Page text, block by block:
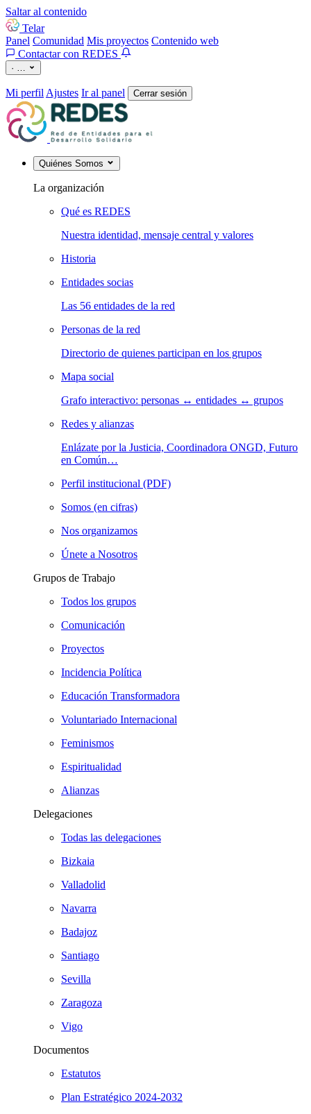
Saltar al contenido
Telar
Panel Comunidad Mis proyectos Contenido web
Contactar con REDES
· …
Mi perfil Ajustes Ir al panel Cerrar sesión
Quiénes Somos
La organización
Qué es REDES
Nuestra identidad, mensaje central y valores
Historia
Entidades socias
Las 56 entidades de la red
Personas de la red
Directorio de quienes participan en los grupos
Mapa social
Grafo interactivo: personas ↔ entidades ↔ grupos
Redes y alianzas
Enlázate por la Justicia, Coordinadora ONGD, Futuro
en Común…
Perfil institucional (PDF)
Somos (en cifras)
Nos organizamos
Únete a Nosotros
Grupos de Trabajo
Todos los grupos
Comunicación
Proyectos
Incidencia Política
Educación Transformadora
Voluntariado Internacional
Feminismos
Espiritualidad
Alianzas
Delegaciones
Todas las delegaciones
Bizkaia
Valladolid
Navarra
Badajoz
Santiago
Sevilla
Zaragoza
Vigo
Documentos
Estatutos
Plan Estratégico 2024-2032